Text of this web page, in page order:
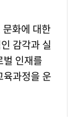
화에 대한
감각과 실
벌 인재를
육과정을 운